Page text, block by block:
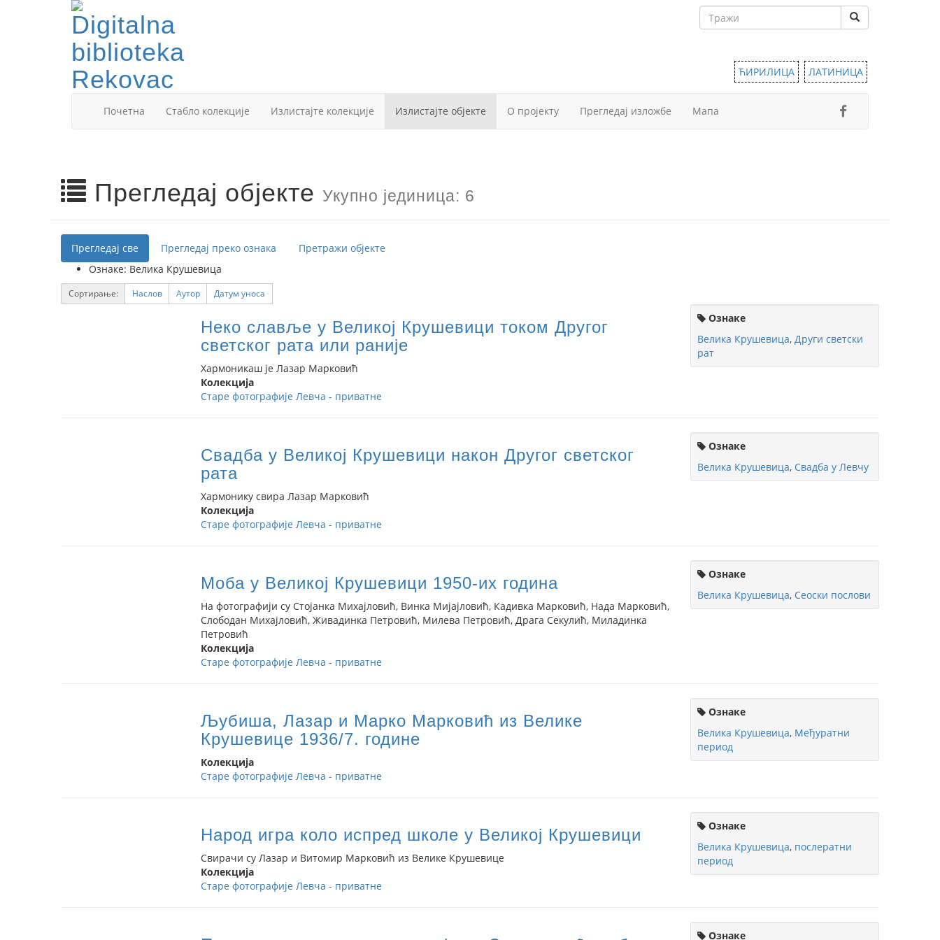
ЋИРИЛИЦА ЛАТИНИЦА
Почетна Стабло колекције Излистајте колекције Излистајте објекте О пројекту Прегледај изложбе Мапа
Прегледај објекте Укупно јединица: 6
Прегледај све Прегледај преко ознака
Претражи објекте
Ознаке: Велика Крушевица
Сортирање: Наслов Аутор Датум уноса
Неко славље у Великој Крушевици током Другог
светског рата или раније
Хармоникаш је Лазар Марковић
Колекција
Старе фотографије Левча - приватне
Ознаке
Велика Крушевица, Други светски
рат
Свадба у Великој Крушевици након Другог светског
рата
Хармонику свира Лазар Марковић
Колекција
Старе фотографије Левча - приватне
Ознаке
Велика Крушевица, Свадба у Левчу
Моба у Великој Крушевици 1950-их година
На фотографији су Стојанка Михајловић, Винка Мијајловић, Кадивка Марковић, Нада Марковић,
Слободан Михајловић, Живадинка Петровић, Милева Петровић, Драга Секулић, Миладинка
Петровић
Колекција
Старе фотографије Левча - приватне
Ознаке
Велика Крушевица, Сеоски послови
Љубиша, Лазар и Марко Марковић из Велике
Крушевице 1936/7. године
Колекција
Старе фотографије Левча - приватне
Ознаке
Велика Крушевица, Међуратни
период
Народ игра коло испред школе у Великој Крушевици
Свирачи су Лазар и Витомир Марковић из Велике Крушевице
Колекција
Старе фотографије Левча - приватне
Ознаке
Велика Крушевица, послератни
период
Ознаке